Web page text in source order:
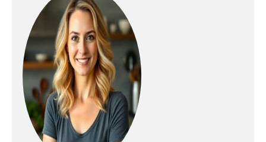
fonctions disponibles
: décongélation,
réchauffage et
annulation sur un
seul bouton. Dispose
également de 2
commandes
indépendantes pour
un grillage
personnalisé.